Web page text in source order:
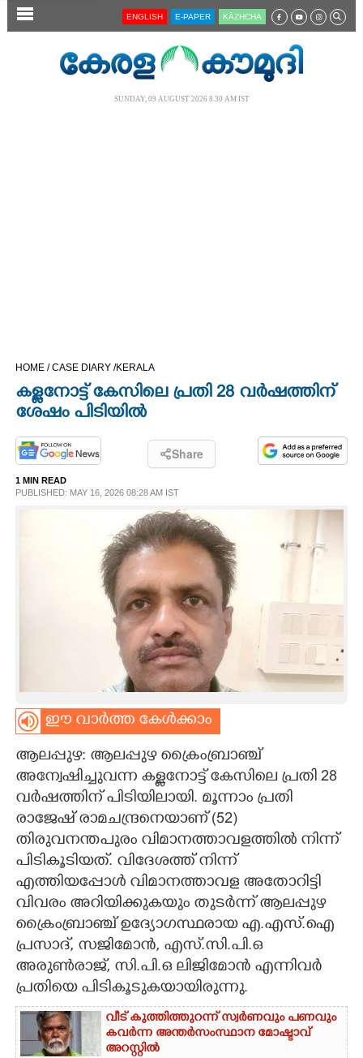
SECTIONS
ASTRO
CARTOONS
LITERATURE
ZOOM
CONTACT US
ENGLISH E-PAPER KĀZHCHA
SUNDAY, 09 AUGUST 2026 8.30 AM IST
HOME /CASE DIARY /KERALA
കള്ളനോട്ട് കേസിലെ പ്രതി 28 വർഷത്തിന്
ശേഷം പിടിയിൽ
Share
1 MIN READ
PUBLISHED: MAY 16, 2026 08:28 AM IST
ഈ വാർത്ത കേൾക്കാം
ആലപ്പുഴ: ആലപ്പുഴ ക്രൈംബ്രാഞ്ച്
അന്വേഷിച്ചുവന്ന കള്ളനോട്ട് കേസിലെ പ്രതി 28
വർഷത്തിന് പിടിയിലായി. മൂന്നാം പ്രതി
രാജേഷ് രാമചന്ദ്രനെയാണ് (52)
തിരുവനന്തപുരം വിമാനത്താവളത്തിൽ നിന്ന്
പിടികൂടിയത്. വിദേശത്ത് നിന്ന്
എത്തിയപ്പോൾ വിമാനത്താവള അതോറിട്ടി
വിവരം അറിയിക്കുകയും തുടർന്ന് ആലപ്പുഴ
ക്രൈംബ്രാഞ്ച് ഉദ്യോഗസ്ഥരായ എ.എസ്.ഐ
പ്രസാദ്, സജിമോൻ, എസ്.സി.പി.ഒ
അരുൺരാജ്, സി.പി.ഒ ലിജിമോൻ എന്നിവർ
പ്രതിയെ പിടികൂടുകയായിരുന്നു.
വീട് കുത്തിത്തുറന്ന് സ്വർണവും പണവും
കവർന്ന അന്തർസംസ്ഥാന മോഷ്ടാവ്
അറസ്റ്റിൽ